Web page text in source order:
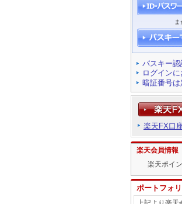
ま
パスキー
ログイン
暗証番号
楽天FX口
楽天会員情報
楽天ポイ
ポートフォ